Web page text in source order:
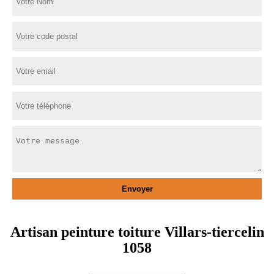
Artisan peinture toiture Villars-tiercelin
1058